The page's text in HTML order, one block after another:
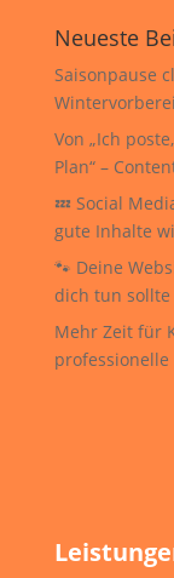
Neueste
Saisonpause
Von „Ich
Plan“ –
💤 Social
gute Inhalte
🐾 Deine
dich tun sollte
Mehr Zeit für